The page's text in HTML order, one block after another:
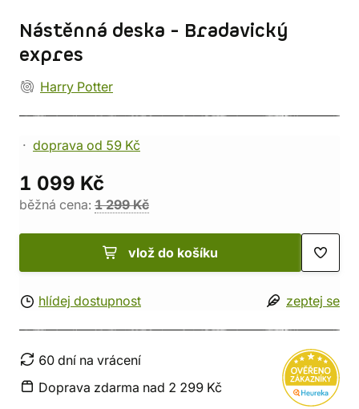
Nástěnná deska - Bradavický
expres
Harry Potter
doprava od 59 Kč
1 099 Kč
běžná cena: 1 299 Kč
vlož do košíku
hlídej dostupnost zeptej se
60 dní na vrácení
Doprava zdarma nad 2 299 Kč